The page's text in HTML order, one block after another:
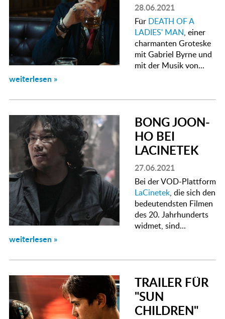
28.06.2021
Für DEATH OF A
LADIES' MAN, einer
charmanten Groteske
mit Gabriel Byrne und
mit der Musik von...
weiterlesen »
BONG JOON-
HO BEI
LACINETEK
27.06.2021
Bei der VOD-Plattform
LaCinetek, die sich den
bedeutendsten Filmen
des 20. Jahrhunderts
widmet, sind...
weiterlesen »
TRAILER FÜR
"SUN
CHILDREN"